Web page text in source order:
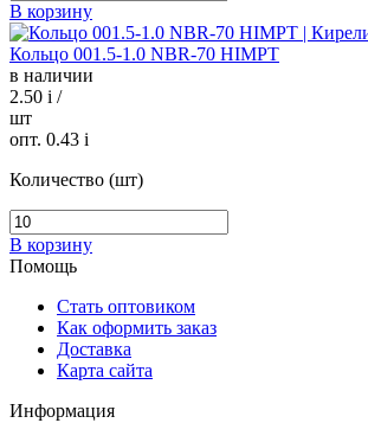
В корзину
Кольцо 001.5-1.0 NBR-70 HIMPT
в наличии
2.50 i /
шт
опт. 0.43 i
Количество (шт)
В корзину
Помощь
Стать оптовиком
Как оформить заказ
Доставка
Карта сайта
Информация